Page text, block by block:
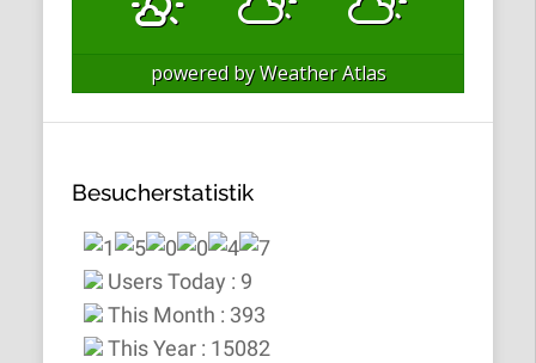
powered byWeather Atlas
Besucherstatistik
Users Today : 9
This Month : 393
This Year : 15082